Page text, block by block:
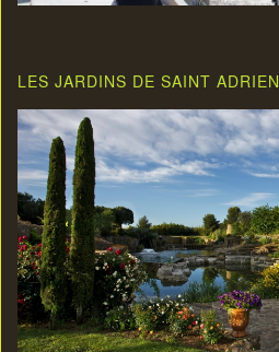
LES JARDINS DE SAINT ADRIEN